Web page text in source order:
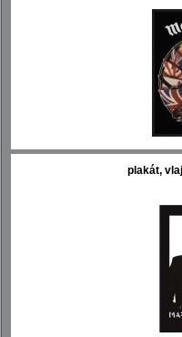
plakát,